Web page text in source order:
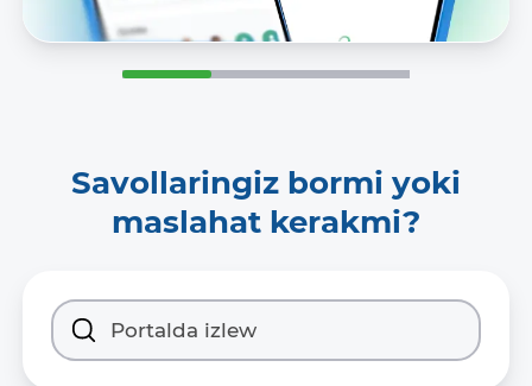
Savollaringiz bormi yoki
maslahat kerakmi?